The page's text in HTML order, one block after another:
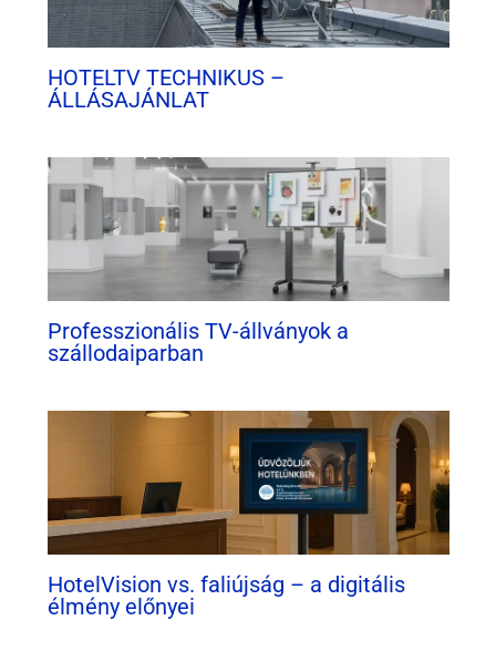
HOTELTV TECHNIKUS –
ÁLLÁSAJÁNLAT
Professzionális TV-állványok a
szállodaiparban
HotelVision vs. faliújság – a digitális
élmény előnyei